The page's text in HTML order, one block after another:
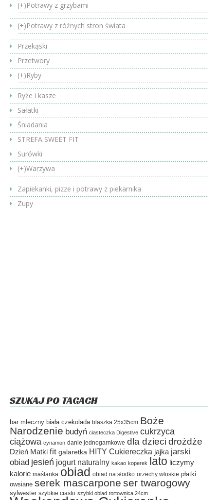
(+)Potrawy z grzybami
(+)Potrawy z różnych stron świata
Przekąski
Przetwory
(+)Ryby
Ryże i kasze
Sałatki
Śniadania
STREFA SWEET FIT
Surówki
(+)Warzywa
Zapiekanki, pizze i potrawy z piekarnika
Zupy
SZUKAJ PO TAGACH
bar mleczny biała czekolada blaszka 25x35cm Boże
Narodzenie budyń ciasteczka Digestive cukrzyca
ciążowa cynamon danie jednogarnkowe dla dzieci drożdże
Dzień Matki fit galaretka HITY Cukiereczka jajka jarski
obiad jesień jogurt naturalny kakao koperek lato liczymy
kalorie maślanka obiad obiad na słodko orzechy włoskie płatki
owsiane serek mascarpone ser twarogowy
sylwester szybkie ciasto szybki obiad tortownica 24cm